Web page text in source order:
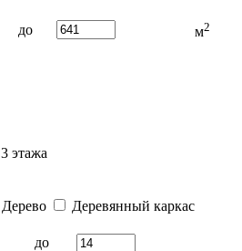
до м2
3 этажа
Дерево
Деревянный каркас
до